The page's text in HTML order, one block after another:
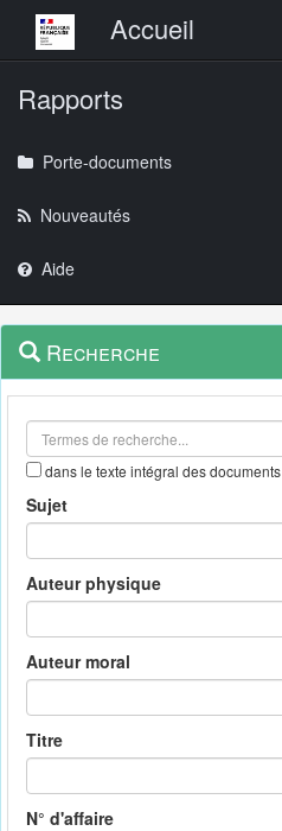
Menu principalAccueil
Rapports
Porte-documents
Nouveautés
Aide
Navigation
outils
Menu
contextuel
Recherche
dans le texte intégral des documents
Sujet
Auteur physique
Auteur moral
Titre
N° d'affaire